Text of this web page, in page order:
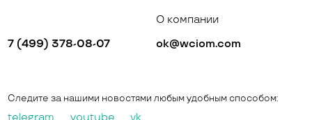
О компании
7 (499) 378-08-07
ok@wciom.com
Следите за нашими новостями любым удобным способом: